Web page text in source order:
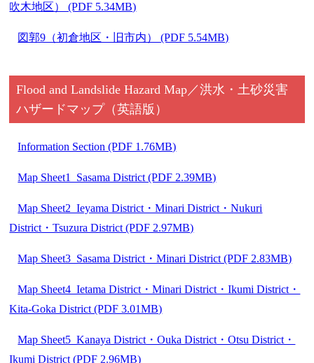
吹木地区） (PDF 5.34MB)
図郭9（初倉地区・旧市内） (PDF 5.54MB)
Flood and Landslide Hazard Map／洪水・土砂災害
ハザードマップ（英語版）
Information Section (PDF 1.76MB)
Map Sheet1 Sasama District (PDF 2.39MB)
Map Sheet2 Ieyama District・Minari District・Nukuri
District・Tsuzura District (PDF 2.97MB)
Map Sheet3 Sasama District・Minari District (PDF 2.83MB)
Map Sheet4 Ietama District・Minari District・Ikumi District・
Kita-Goka District (PDF 3.01MB)
Map Sheet5 Kanaya District・Ouka District・Otsu District・
Ikumi District (PDF 2.96MB)